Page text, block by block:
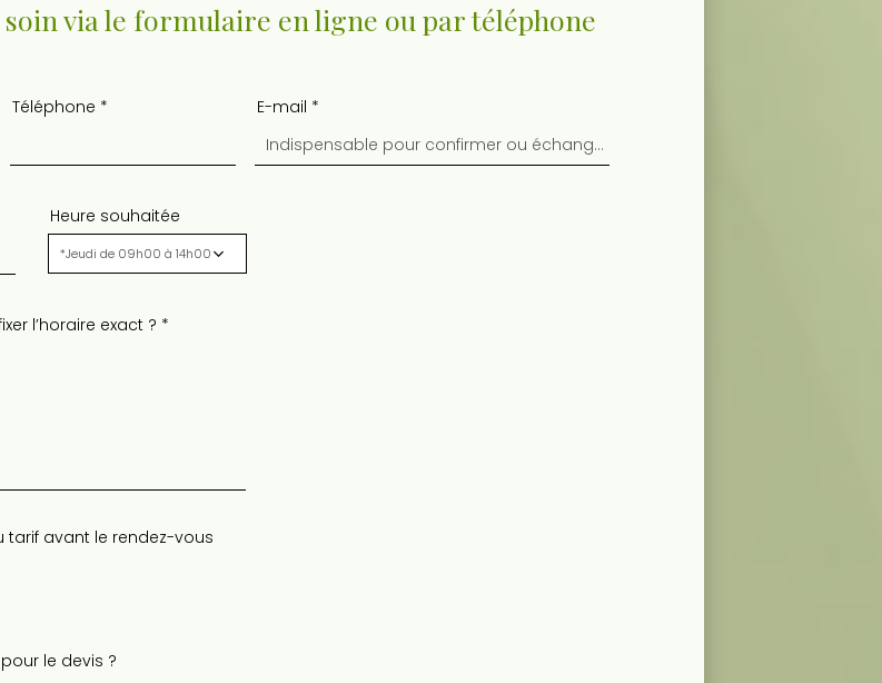
via le formulaire en ligne ou par téléphone
Téléphone E-mail
Heure souhaitée
*Jeudi de 09h00 à 14h00
l’horaire exact ? *
tarif avant le rendez-vous
le devis ?